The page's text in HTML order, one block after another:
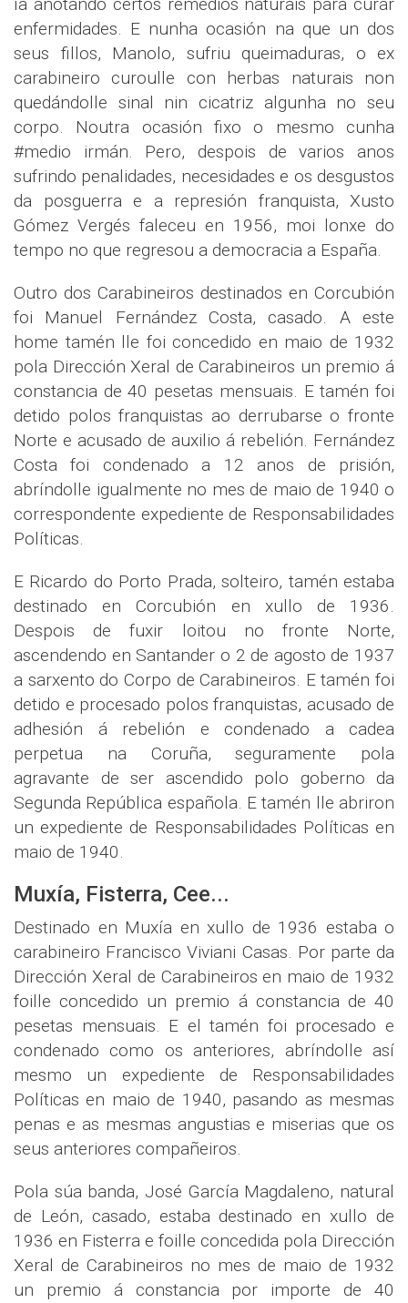
enfermidades. E nunha ocasión na que un dos
seus fillos, Manolo, sufriu queimaduras, o ex
carabineiro curoulle con herbas naturais non
quedándolle sinal nin cicatriz algunha no seu
corpo. Noutra ocasión fixo o mesmo cunha
#medio irmán. Pero, despois de varios anos
sufrindo penalidades, necesidades e os desgustos
da posguerra e a represión franquista, Xusto
Gómez Vergés faleceu en 1956, moi lonxe do
tempo no que regresou a democracia a España.
Outro dos Carabineiros destinados en Corcubión
foi Manuel Fernández Costa, casado. A este
home tamén lle foi concedido en maio de 1932
pola Dirección Xeral de Carabineiros un premio á
constancia de 40 pesetas mensuais. E tamén foi
detido polos franquistas ao derrubarse o fronte
Norte e acusado de auxilio á rebelión. Fernández
Costa foi condenado a 12 anos de prisión,
abríndolle igualmente no mes de maio de 1940 o
correspondente expediente de Responsabilidades
Políticas.
E Ricardo do Porto Prada, solteiro, tamén estaba
destinado en Corcubión en xullo de 1936.
Despois de fuxir loitou no fronte Norte,
ascendendo en Santander o 2 de agosto de 1937
a sarxento do Corpo de Carabineiros. E tamén foi
detido e procesado polos franquistas, acusado de
adhesión á rebelión e condenado a cadea
perpetua na Coruña, seguramente pola
agravante de ser ascendido polo goberno da
Segunda República española. E tamén lle abriron
un expediente de Responsabilidades Políticas en
maio de 1940.
Muxía, Fisterra, Cee...
Destinado en Muxía en xullo de 1936 estaba o
carabineiro Francisco Viviani Casas. Por parte da
Dirección Xeral de Carabineiros en maio de 1932
foille concedido un premio á constancia de 40
pesetas mensuais. E el tamén foi procesado e
condenado como os anteriores, abríndolle así
mesmo un expediente de Responsabilidades
Políticas en maio de 1940, pasando as mesmas
penas e as mesmas angustias e miserias que os
seus anteriores compañeiros.
Pola súa banda, José García Magdaleno, natural
de León, casado, estaba destinado en xullo de
1936 en Fisterra e foille concedida pola Dirección
Xeral de Carabineiros no mes de maio de 1932
un premio á constancia por importe de 40